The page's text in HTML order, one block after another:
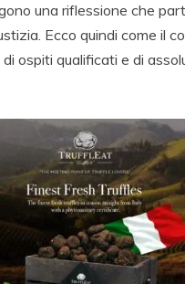
una riflessione che
Ecco quindi come il
ospiti qualificati e di